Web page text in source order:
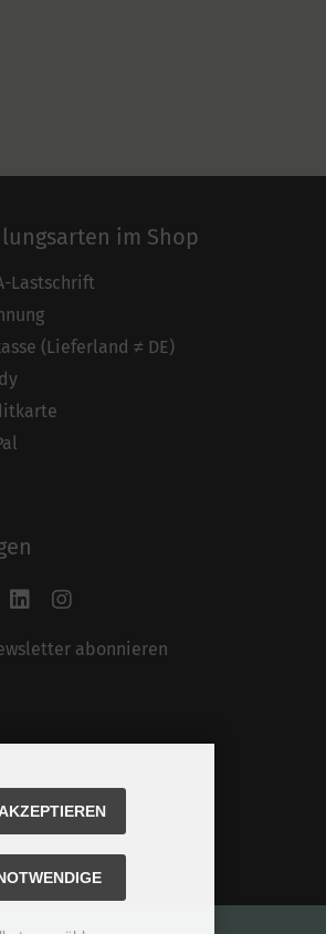
im Shop
Lastschrift
(Lieferland ≠ DE)
abonnieren